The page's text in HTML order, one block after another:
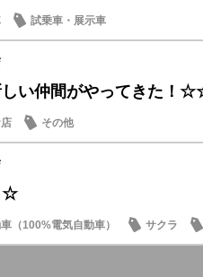
試乗車・展示車
い仲間がやってきた！
その他
☆
（100%電気自動車） サクラ